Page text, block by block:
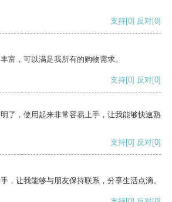
支持[0] 反对[0]
富，可以满足我所有的购物需求。
支持[0] 反对[0]
了，使用起来非常容易上手，让我能够快速熟
支持[0] 反对[0]
，让我能够与朋友保持联系，分享生活点滴。